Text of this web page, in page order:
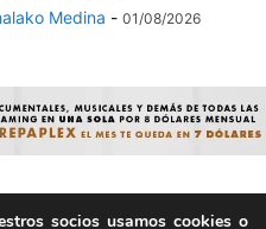
Medina - 01/08/2026
socios usamos cookies o